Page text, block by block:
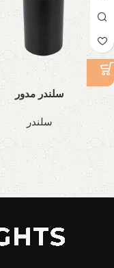
سلندر مدور
سلندر